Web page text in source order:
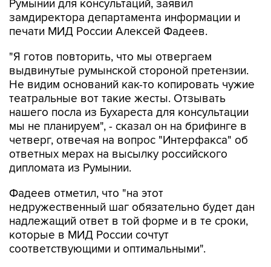
Румынии для консультаций, заявил
замдиректора департамента информации и
печати МИД России Алексей Фадеев.
"Я готов повторить, что мы отвергаем
выдвинутые румынской стороной претензии.
Не видим оснований как-то копировать чужие
театральные вот такие жесты. Отзывать
нашего посла из Бухареста для консультации
мы не планируем", - сказал он на брифинге в
четверг, отвечая на вопрос "Интерфакса" об
ответных мерах на высылку российского
дипломата из Румынии.
Фадеев отметил, что "на этот
недружественный шаг обязательно будет дан
надлежащий ответ в той форме и в те сроки,
которые в МИД России сочтут
соответствующими и оптимальными".